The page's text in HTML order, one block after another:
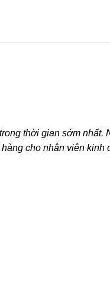
thời gian sớm nhất.
cho nhân viên kinh